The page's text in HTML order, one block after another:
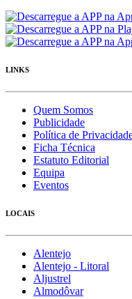
LINKS
Quem Somos
Publicidade
Política de
Ficha Técnica
Estatuto Editorial
Equipa
Eventos
LOCAIS
Alentejo
Alentejo - Litoral
Aljustrel
Almodôvar